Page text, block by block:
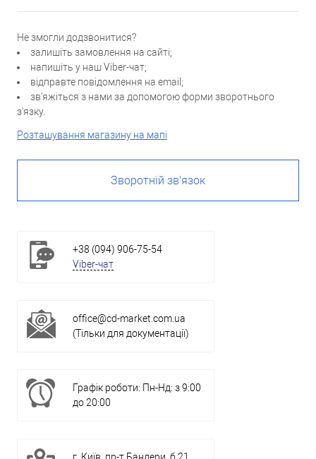
Не змогли додзвонитися?
залишіть замовлення на сайті;
напишіть у наш Viber-чат;
відправте повідомлення на email;
зв'яжіться з нами за допомогою форми зворотнього
з'язку.
Розташування магазину на мапі
Зворотній зв'язок
+38 (094) 906-75-54
Viber-чат
office@cd-market.com.ua
(Тільки для документації)
Графік роботи: Пн-Нд: з 9:00
до 20:00